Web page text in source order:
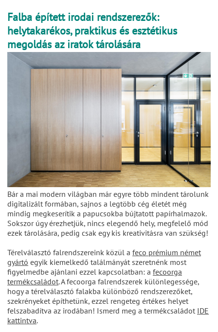
Falba épített irodai rendszerezők:
helytakarékos, praktikus és esztétikus
megoldás az iratok tárolására
Bár a mai modern világban már egyre több mindent tárolunk
digitalizált formában, sajnos a legtöbb cég életét még
mindig megkeserítik a papucsokba bújtatott papírhalmazok.
Sokszor úgy érezhetjük, nincs elegendő hely, megfelelő mód
ezek tárolására, pedig csak egy kis kreativitásra van szükség!
Térelválasztó falrendszereink közül a feco prémium német
gyártó egyik kiemelkedő találmányát szeretnénk most
figyelmedbe ajánlani ezzel kapcsolatban: a fecoorga
termékcsaládot. A fecoorga falrendszerek különlegessége,
hogy a térelválasztó falakba különböző rendszerezőket,
szekrényeket építhetünk, ezzel rengeteg értékes helyet
felszabadítva az irodában! Ismerd meg a termékcsaládot IDE
kattintva.